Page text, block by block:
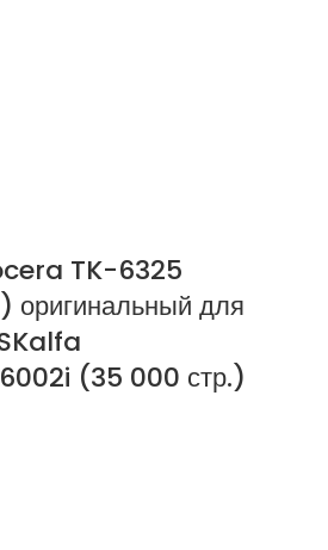
TK-6325
оригинальный для
(35 000 стр.)